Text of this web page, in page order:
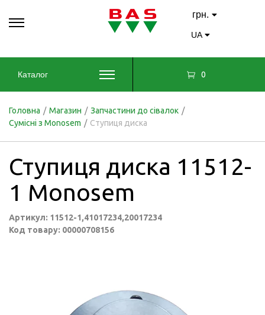
грн.
UA
Каталог 0
Головна / Магазин / Запчастини до сівалок /
Сумісні з Monosem / Ступиця диска
Ступиця диска 11512-
1 Monosem
Артикул: 11512-1,41017234,20017234
Код товару: 00000708156